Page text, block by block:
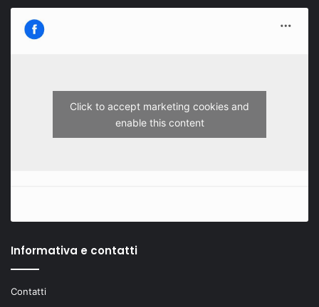
Click to accept marketing cookies and
enable this content
Informativa e contatti
Contatti